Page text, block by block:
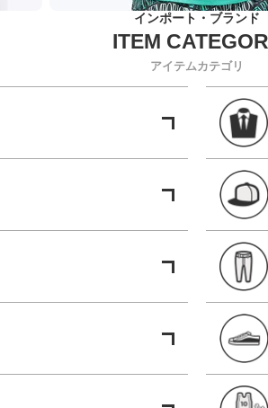
インポート・ブランド
アイテムカテゴリ